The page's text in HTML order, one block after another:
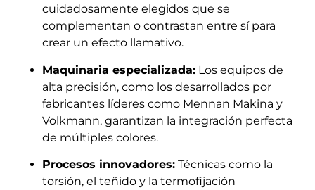
cuidadosamente elegidos que se
complementan o contrastan entre sí para
crear un efecto llamativo.
Maquinaria especializada: Los equipos de
alta precisión, como los desarrollados por
fabricantes líderes como Mennan Makina y
Volkmann, garantizan la integración perfecta
de múltiples colores.
Procesos innovadores: Técnicas como la
torsión, el teñido y la termofijación